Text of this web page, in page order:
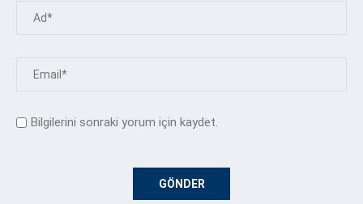
Bilgilerini sonraki yorum için kaydet.